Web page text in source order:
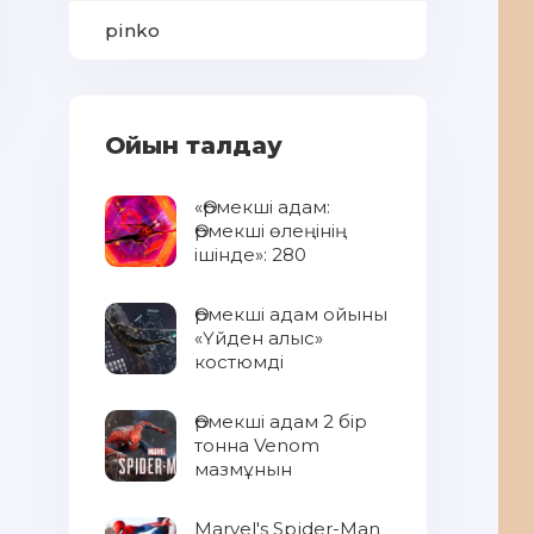
pinko
Ойын талдау
«Өрмекші адам:
Өрмекші өлеңінің
ішінде»: 280
қателеспейтінін
дәлелдейтін
сценарийді оқыңыз
Өрмекші адам ойыны
«Үйден алыс»
костюмді
Өрмекші адам 2 бір
тонна Venom
мазмұнын
Marvel's Spider-Man